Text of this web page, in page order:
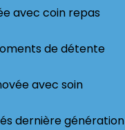
avec coin repas
de détente
avec soin
dernière génération